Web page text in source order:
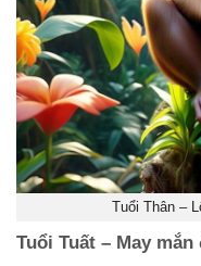
Tuổi Thân –
Tuổi Tuất – May